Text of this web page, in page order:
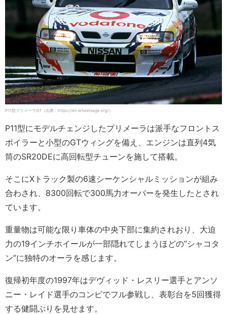
P11型プリメーラGT（出典：https://en.wheelsage.org/）
P11型にモデルチェンジしたプリメーラは派手なフロントス
ポイラーと小型のGTウィングを備え、エンジンは直列4気
筒のSR20DEに高回転型チューンを施して搭載。
そこにXトラック製の6速シーケンシャルミッションが組み
合わされ、8300回転で300馬力オーバーを発生したとされ
ています。
重量物は可能な限り車体の中央下部に集約されおり、大迫
力の19インチホイールが一部隠れてしまうほどの”シャコタ
ン”に独特のオーラを感じます。
復帰初年度の1997年はデヴィッド・レスリー選手とアンソ
ニー・レイド選手のコンビでフル参戦し、表彰台を5回獲得
する健闘ぶりを見せます。